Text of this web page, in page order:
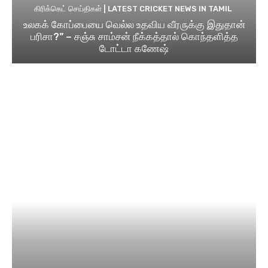
கிரிக்கெட் செய்திகள் | LATEST CRICKET NEWS IN TAMIL
உலகக் கோப்பையை வெல்ல உதவிய வீரருக்கு இதுதான்
பரிசா?” – சஞ்சு சாம்சன் நீக்கத்தால் கொந்தளித்த
டோட்டா கணேஷ்